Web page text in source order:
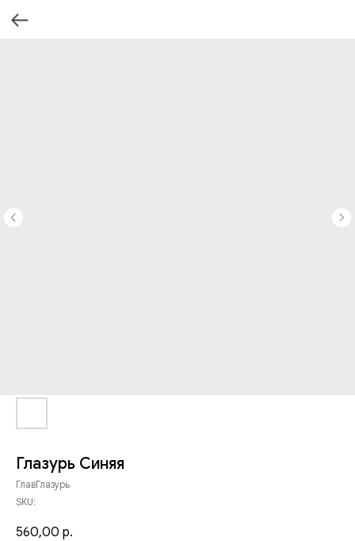
Глазурь Синяя
ГлавГлазурь
SKU:
560,00 р.